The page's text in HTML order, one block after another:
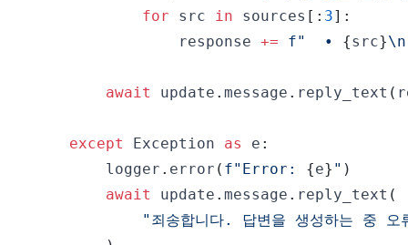
for src in sources [ : 3] :
                response
+= f"  • {src}
await update . message . reply_text (
except Exception as e :
        logger
. error ( f"Error: {e} " )
await
update . message . reply_text (
"죄송합니다. 답변을 생성하는 중 오